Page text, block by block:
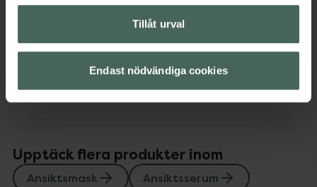
Tillåt urval
Endast nödvändiga cookies
Instruktioner
Upptäck flera produkter inom
Ansiktsmask
Ansiktsserum